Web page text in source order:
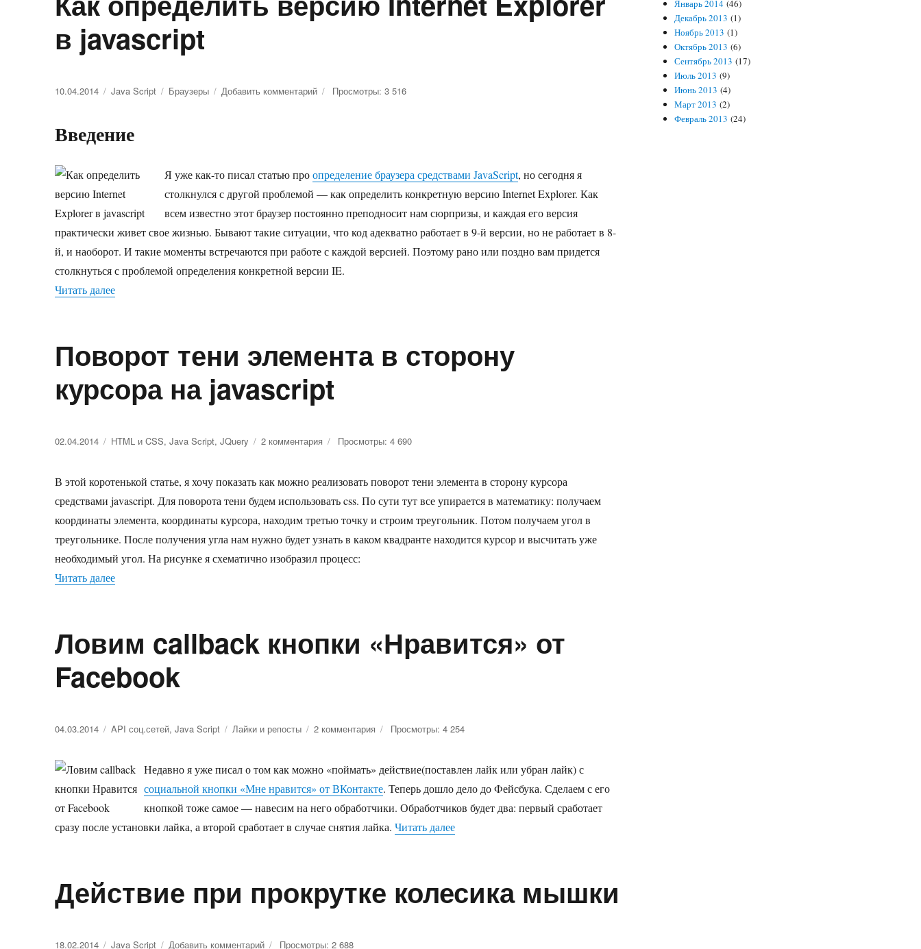
в javascript
Опубликовано
10.04.2014 Рубрики
Java Script Метки
Браузеры Добавить комментарий
Explorer
Просмотры: 3 516
Введение
Я уже как-то писал статью проопределение браузера средствами JavaScript, но сегодня я
столкнулся с другой проблемой — как определить конкретную версию Internet Explorer. Как
всем известно этот браузер постоянно преподносит нам сюрпризы, и каждая его версия
практически живет свое жизнью. Бывают такие ситуации, что код адекватно работает в 9-й версии, но не работает в 8-
й, и наоборот. И такие моменты встречаются при работе с каждой версией. Поэтому рано или поздно вам придется
столкнуться с проблемой определения конкретной версии IE.
Читать далее
Поворот тени элемента в сторону
курсора на javascript
Опубликовано
02.04.2014 Рубрики
HTML и CSS,Java Script,JQuery 2 комментария
тени
элемента
сторону
курсора
на
Просмотры: 4 690
В этой коротенькой статье, я хочу показать как можно реализовать поворот тени элемента в сторону курсора
средствами javascript. Для поворота тени будем использовать css. По сути тут все упирается в математику: получаем
координаты элемента, координаты курсора, находим третью точку и строим треугольник. Потом получаем угол в
треугольнике. После получения угла нам нужно будет узнать в каком квадранте находится курсор и высчитать уже
необходимый угол. На рисунке я схематично изобразил процесс:
Читать далее
Ловим callback кнопки «Нравится» от
Facebook
Опубликовано
04.03.2014 Рубрики
API соц.сетей,Java Script Метки
Лайки и репосты 2 комментария
callback
кнопки
«Нравится»
от
Facebook
Просмотры: 4 254
Недавно я уже писал о том как можно «поймать» действие(поставлен лайк или убран лайк) с
социальной кнопки «Мне нравится» от ВКонтакте. Теперь дошло дело до Фейсбука. Сделаем с его
кнопкой тоже самое — навесим на него обработчики. Обработчиков будет два: первый сработает
сразу после установки лайка, а второй сработает в случае снятия лайка.Читать далее
Действие при прокрутке колесика мышки
Опубликовано
18.02.2014 Рубрики
Java Script Добавить комментарий Просмотры: 2 688
Январь 2014 (46)
Декабрь 2013 (1)
Ноябрь 2013 (1)
Октябрь 2013 (6)
Сентябрь 2013 (17)
Июль 2013 (9)
Июнь 2013 (4)
Март 2013 (2)
Февраль 2013 (24)